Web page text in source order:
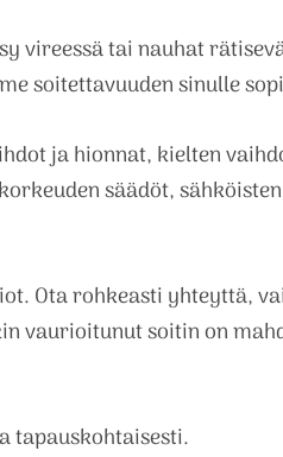
vireessä tai nauhat
soitettavuuden sinulle
ja hionnat, kielten
säädöt,
Ota rohkeasti yhteyttä,
vaurioitunut soitin on
tapauskohtaisesti.